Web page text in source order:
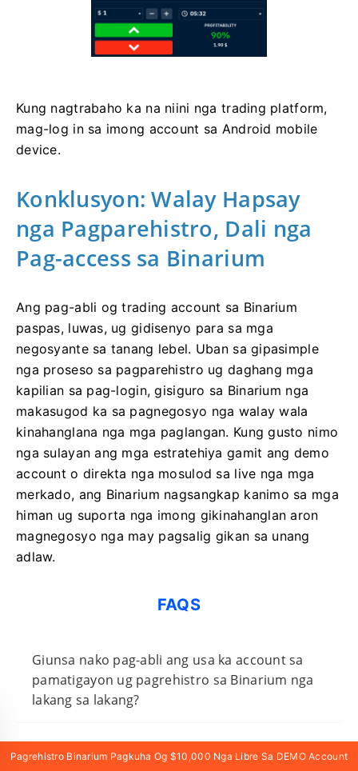
Kung nagtrabaho ka na niini nga trading platform,
mag-log in sa imong account sa Android mobile
device.
Konklusyon: Walay Hapsay
nga Pagparehistro, Dali nga
Pag-access sa Binarium
Ang pag-abli og trading account sa Binarium
paspas, luwas, ug gidisenyo para sa mga
negosyante sa tanang lebel. Uban sa gipasimple
nga proseso sa pagparehistro ug daghang mga
kapilian sa pag-login, gisiguro sa Binarium nga
makasugod ka sa pagnegosyo nga walay wala
kinahanglana nga mga paglangan. Kung gusto nimo
nga sulayan ang mga estratehiya gamit ang demo
account o direkta nga mosulod sa live nga mga
merkado, ang Binarium nagsangkap kanimo sa mga
himan ug suporta nga imong gikinahanglan aron
magnegosyo nga may pagsalig gikan sa unang
adlaw.
FAQS
Giunsa nako pag-abli ang usa ka account sa
pamatigayon ug pagrehistro sa Binarium nga
lakang sa lakang?
Unsa nga mga dokumento ang gikinahanglan
Pagrehistro Binarium Pagkuha Og $10,000 Nga Libre Sa DEMO Account